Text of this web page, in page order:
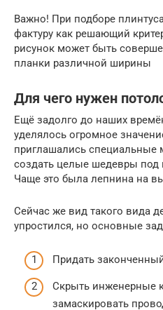
Важно! При подборе
фактуру как решающий
рисунок может быть
планки различной ширины
Для чего нужен
Ещё задолго до наших
уделялось огромное
приглашались специальные
создать целые шедевры под
Чаще это была лепнина на
Сейчас же вид такого вида
упростился, но основные
Придать
Скрыть инженерные
замаскировать